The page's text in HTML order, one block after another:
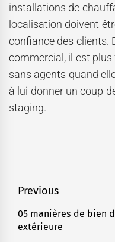
installations de
localisation doivent
confiance des clients.
commercial, il est
sans agents quand
à lui donner un coup
staging.
Navigation
de
l’article
Previous
Previous
post:
05 manières de bien
extérieure